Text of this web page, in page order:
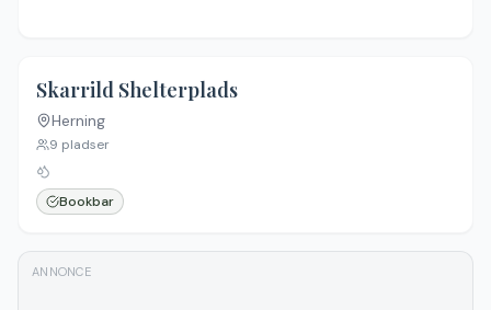
Skarrild Shelterplads
Herning
9 pladser
Bookbar
ANNONCE